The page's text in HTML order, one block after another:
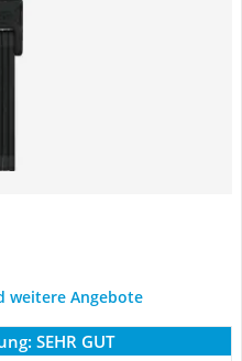
weitere Angebote
SEHR GUT